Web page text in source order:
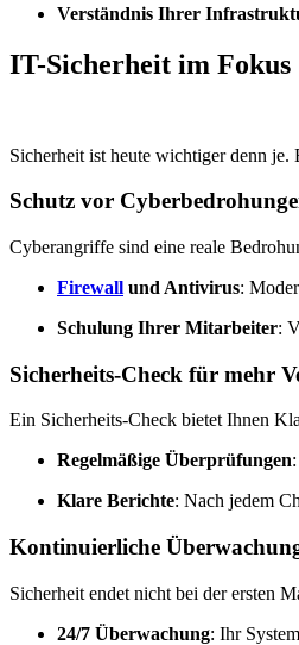
Verständnis Ihrer
IT-Sicherheit im Fokus
Sicherheit ist heute wichtiger denn
Schutz vor
Cyberangriffe sind eine reale
Firewall und Antivirus:
Schulung Ihrer Mitarbeiter:
Sicherheits-Check für mehr
Ein Sicherheits-Check bietet Ihnen
Regelmäßige Überprüfungen
Klare Berichte: Nach jedem
Kontinuierliche
Sicherheit endet nicht bei der ersten
24/7 Überwachung: Ihr